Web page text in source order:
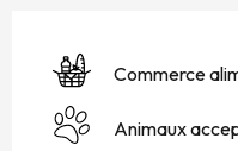
Commerce
Animaux